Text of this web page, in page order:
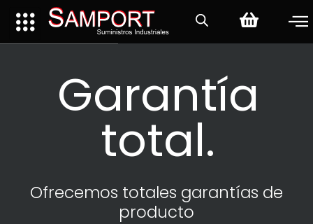
Garantía
total.
Ofrecemos totales garantías de
producto